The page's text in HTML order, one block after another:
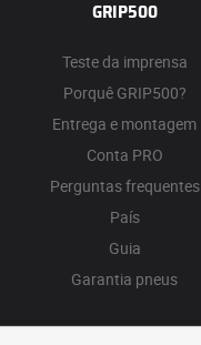
GRIP500
Teste da imprensa
Porquê GRIP500?
Entrega e montagem
Conta PRO
Perguntas frequentes
País
Guia
Garantia pneus